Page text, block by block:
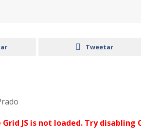
Tweetar
JS is not loaded. Try